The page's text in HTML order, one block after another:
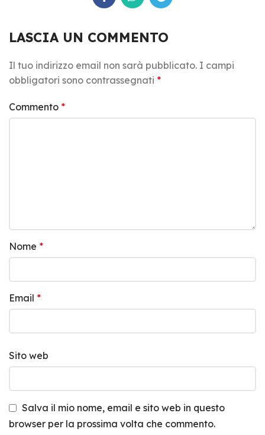
LASCIA UN COMMENTO
Il tuo indirizzo email non sarà pubblicato. I campi
obbligatori sono contrassegnati *
Commento *
Nome *
Email *
Sito web
Salva il mio nome, email e sito web in questo
browser per la prossima volta che commento.